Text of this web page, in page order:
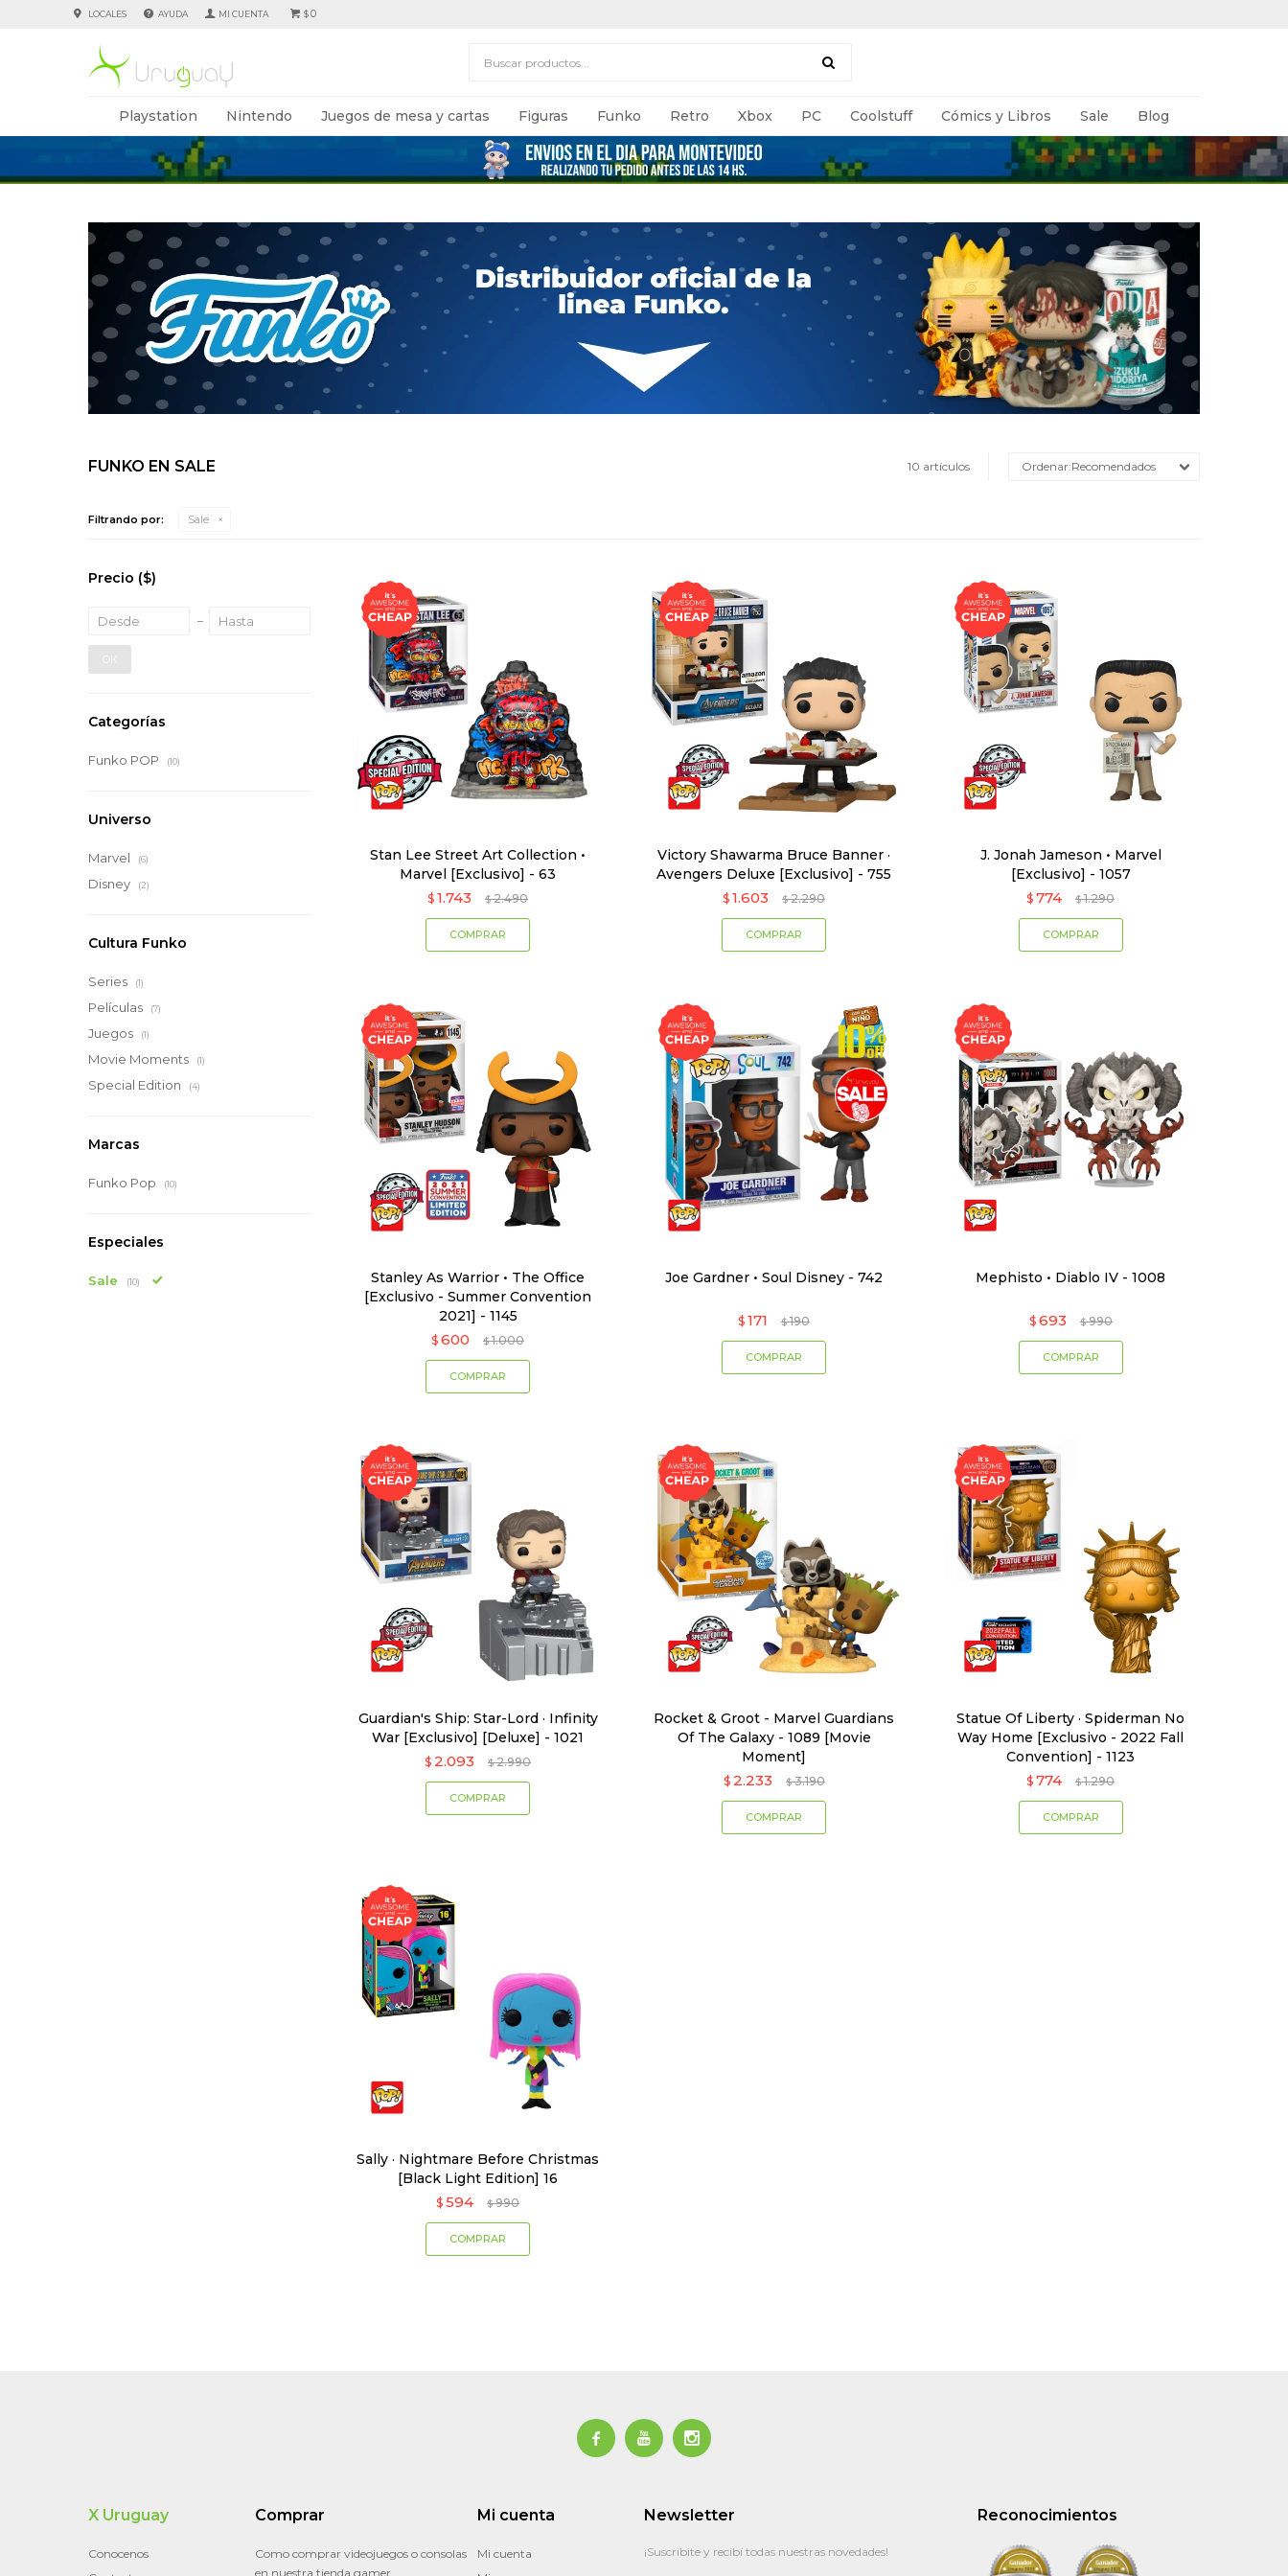
Playstation Nintendo Juegos de mesa y cartas Figuras Funko Retro Xbox PC Coolstuff Cómics y Libros Sale Blog
$0
LOCALES AYUDA
FUNKO EN SALE 10 artículos Recomendados
Filtrando por: Sale
Stan Lee Street Art Collection •
Marvel [Exclusivo] - 63
$ 1.743 $ 2.490
Victory Shawarma Bruce Banner ·
Avengers Deluxe [Exclusivo] - 755
$ 1.603 $ 2.290
J. Jonah Jameson • Marvel
[Exclusivo] - 1057
$ 774 $ 1.290
Stanley As Warrior • The Office
[Exclusivo - Summer Convention
2021] - 1145
$ 600 $ 1.000
Joe Gardner • Soul Disney - 742
$ 171 $ 190
Mephisto • Diablo IV - 1008
$ 693 $ 990
Guardian's Ship: Star-Lord · Infinity
War [Exclusivo] [Deluxe] - 1021
$ 2.093 $ 2.990
Rocket & Groot - Marvel Guardians
Of The Galaxy - 1089 [Movie
Moment]
$ 2.233 $ 3.190
Statue Of Liberty · Spiderman No
Way Home [Exclusivo - 2022 Fall
Convention] - 1123
$ 774 $ 1.290
Sally · Nightmare Before Christmas
[Black Light Edition] 16
$ 594 $ 990
Categorías
Funko POP (10)
Marcas
Funko Pop (10)
Precio ($)
OK
Especiales
Sale (10)
Cultura Funko
Series (1)
Películas (7)
Juegos (1)
Movie Moments (1)
Special Edition (4)
Universo
Marvel (6)
Disney (2)
  
Reconocimientos
X Uruguay
Conocenos
Comprar
Como comprar videojuegos o consolas
en nuestra tienda gamer.
Mi cuenta
Mi cuenta
Newsletter
¡Suscribite y recibí todas nuestras novedades!